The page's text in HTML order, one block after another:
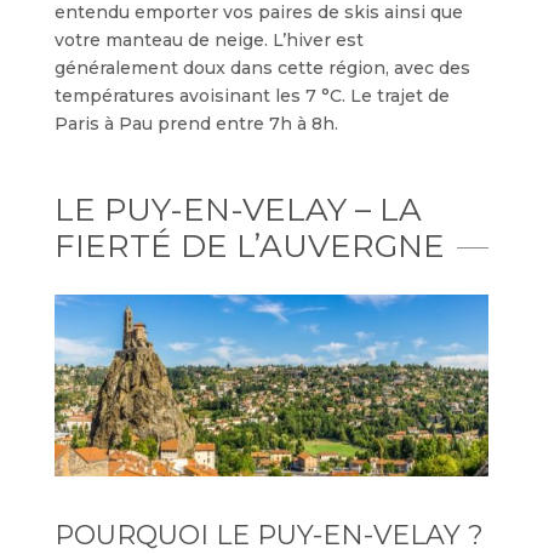
entendu emporter vos paires de skis ainsi que
votre manteau de neige. L’hiver est
généralement doux dans cette région, avec des
températures avoisinant les 7 °C. Le trajet de
Paris à Pau prend entre 7h à 8h.
LE PUY-EN-VELAY – LA
FIERTÉ DE L’AUVERGNE
POURQUOI LE PUY-EN-VELAY ?